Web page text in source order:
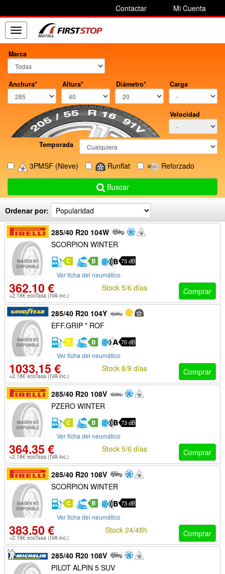
Contactar Mi Cuenta
Toggle
navigation
Marca
Anchura* Altura* Diámetro* Carga
Velocidad
Temporada
3PMSF (Nieve) Runflat Reforzado
Buscar
Ordenar por:
285/40 R20 104W
SCORPION WINTER
C B 73 dB
Ver ficha del neumático
362.10 €
+2.18€ ecoTasa (IVA inc.) Comprar
Stock 5/6 días
285/40 R20 104Y
EFF.GRIP * ROF
D B 70 dB
Ver ficha del neumático
1033.15 €
+2.18€ ecoTasa (IVA inc.) Comprar
Stock 8/9 días
285/40 R20 108V
PZERO WINTER
C B 73 dB
Ver ficha del neumático
364.35 €
+2.18€ ecoTasa (IVA inc.) Comprar
Stock 5/6 días
285/40 R20 108V
SCORPION WINTER
C B 73 dB
Ver ficha del neumático
383.50 €
+2.18€ ecoTasa (IVA inc.) Comprar
Stock 24/48h
285/40 R20 108V
PILOT ALPIN 5 SUV